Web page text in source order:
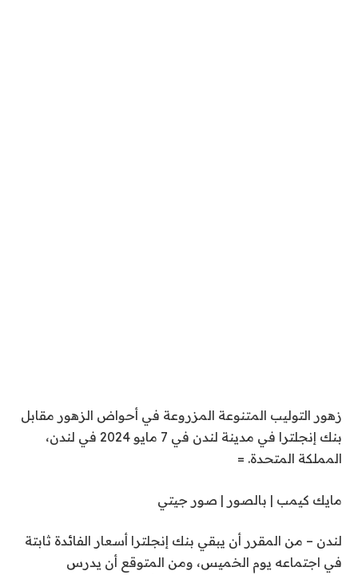
زهور التوليب المتنوعة المزروعة في أحواض الزهور مقابل
بنك إنجلترا في مدينة لندن في 7 مايو 2024 في لندن،
المملكة المتحدة. =
مايك كيمب | بالصور | صور جيتي
لندن – من المقرر أن يبقي بنك إنجلترا أسعار الفائدة ثابتة
في اجتماعه يوم الخميس، ومن المتوقع أن يدرس